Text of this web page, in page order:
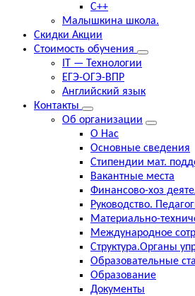
C++
Малышкина школа.
Скидки Акции
Стоимость обучения
IT — Технологии
ЕГЭ-ОГЭ-ВПР
Английский язык
Контакты
Об организации
О Нас
Основные сведения
Стипендии мат.
Вакантные места
Финансово-хоз
Руководство.
Материально-
Международное
Структура.Органы
Образовательные
Образование
Документы